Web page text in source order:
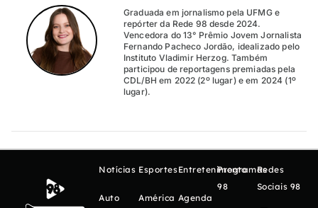
Graduada em jornalismo pela UFMG e
repórter da Rede 98 desde 2024.
Vencedora do 13° Prêmio Jovem Jornalista
Fernando Pacheco Jordão, idealizado pelo
Instituto Vladimir Herzog. Também
participou de reportagens premiadas pela
CDL/BH em 2022 (2º lugar) e em 2024 (1º
lugar).
Notícias
Auto
Esportes
América
Entretenimento
Agenda
Programas
98
Redes
Sociais 98